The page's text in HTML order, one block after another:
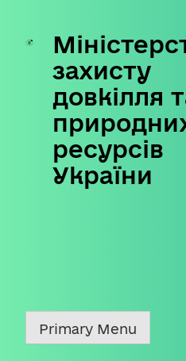
Skip
contentзахисту
довкілля
ресурсів
України
Primary Menu